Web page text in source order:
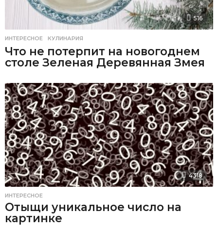
516
ИНТЕРЕСНОЕ ,КУЛИНАРИЯ
Что не потерпит на новогоднем
столе Зеленая Деревянная Змея
4318
ИНТЕРЕСНОЕ
Отыщи уникальное число на
картинке